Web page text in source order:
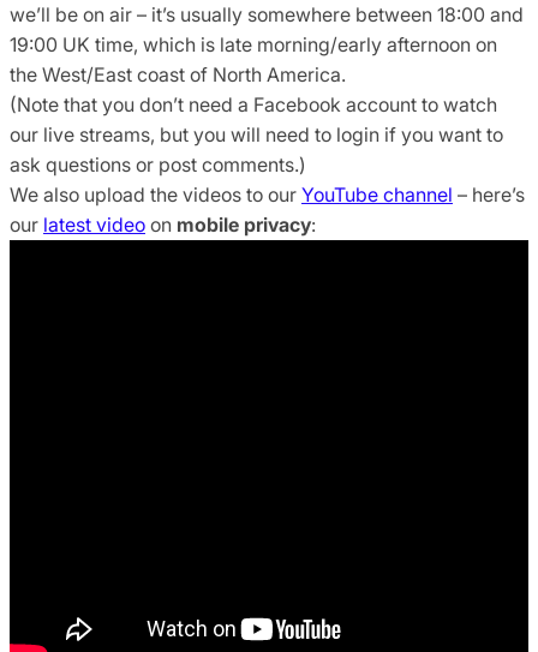
we’ll be on air – it’s usually somewhere between 18:00 and
19:00 UK time, which is late morning/early afternoon on
the West/East coast of North America.
(Note that you don’t need a Facebook account to watch
our live streams, but you will need to login if you want to
ask questions or post comments.)
We also upload the videos to our YouTube channel – here’s
our latest video on mobile privacy: